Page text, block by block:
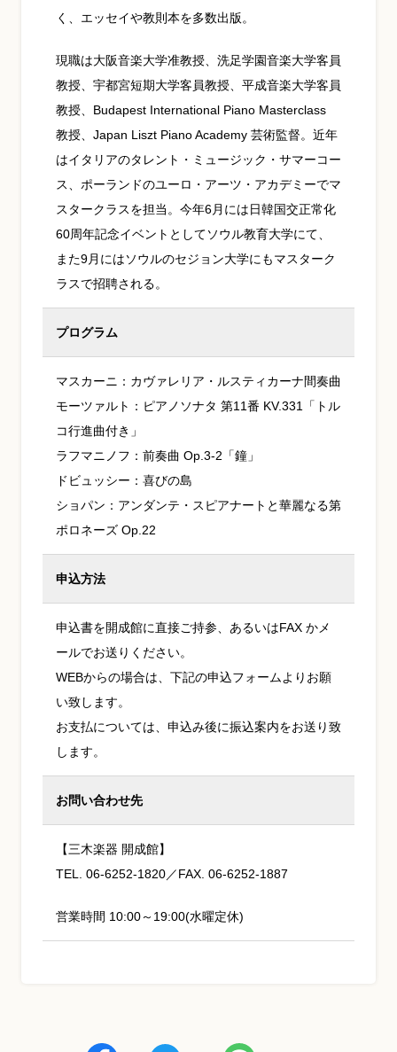
く、エッセイや教則本を多数出版。
現職は大阪音楽大学准教授、洗足学園音楽大学客員
教授、宇都宮短期大学客員教授、平成音楽大学客員
教授、Budapest International Piano Masterclass
教授、Japan Liszt Piano Academy 芸術監督。近年
はイタリアのタレント・ミュージック・サマーコー
ス、ポーランドのユーロ・アーツ・アカデミーでマ
スタークラスを担当。今年6月には日韓国交正常化
60周年記念イベントとしてソウル教育大学にて、
また9月にはソウルのセジョン大学にもマスターク
ラスで招聘される。
プログラム
マスカーニ：カヴァレリア・ルスティカーナ間奏曲
モーツァルト：ピアノソナタ 第11番 KV.331「トル
コ行進曲付き」
ラフマニノフ：前奏曲 Op.3-2「鐘」
ドビュッシー：喜びの島
ショパン：アンダンテ・スピアナートと華麗なる第
ポロネーズ Op.22
申込方法
申込書を開成館に直接ご持参、あるいはFAX かメ
ールでお送りください。
WEBからの場合は、下記の申込フォームよりお願
い致します。
お支払については、申込み後に振込案内をお送り致
します。
お問い合わせ先
【三木楽器 開成館】
TEL. 06-6252-1820／FAX. 06-6252-1887
営業時間 10:00～19:00(水曜定休)